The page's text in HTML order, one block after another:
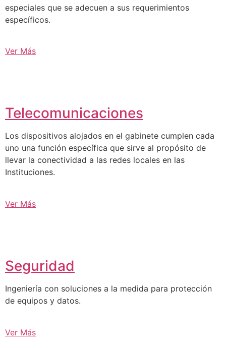
especiales que se adecuen a sus requerimientos
específicos.
Ver Más
Telecomunicaciones
Los dispositivos alojados en el gabinete cumplen cada
uno una función específica que sirve al propósito de
llevar la conectividad a las redes locales en las
Instituciones.
Ver Más
Seguridad
Ingeniería con soluciones a la medida para protección
de equipos y datos.
Ver Más